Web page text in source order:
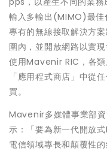
輸入多輸出(MIMO)最佳
專有的無線接取解決方
圍內，並開放網路以實
使用Mavenir RIC，各
「應用程式商店」中從
買。
Mavenir多媒體事業部
示：「要為新一代開放
電信領域專長和顛覆性